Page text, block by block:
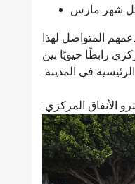
شهر مارس
المتواصل لهذا
سيوفر مترو الأنفاق المركزي رابطًا حيويًا بين
في المدينة.
الأنفاق المركزي: